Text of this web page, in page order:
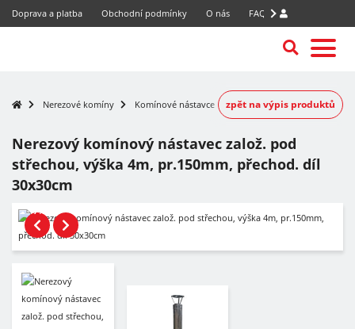
Doprava a platba Obchodní podmínky O nás FAQ
Nerezové komíny Komínové nástavce zpět na výpis produktů
Nerezový komínový nástavec založ. pod
střechou, výška 4m, pr.150mm, přechod. díl
30x30cm
-7%